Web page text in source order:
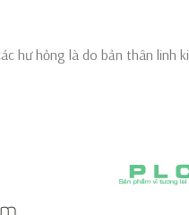
hư hỏng là do bản thân linh